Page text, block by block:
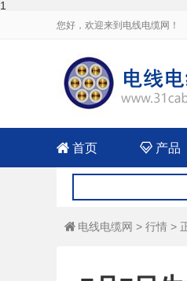
1
您好，欢迎来到电线电缆网！
 首页 产品
 电线电缆网 > 行情 >